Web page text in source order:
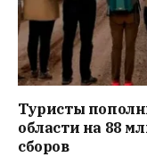
Туристы
области на 88
сборов